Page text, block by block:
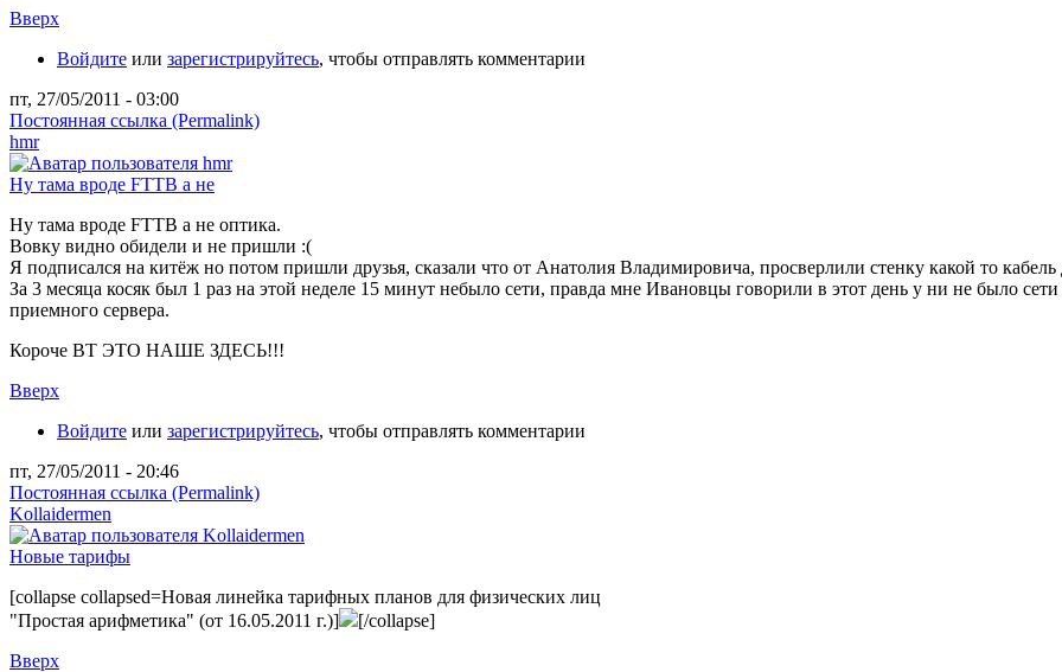
Вверх
Войдите или зарегистрируйтесь, чтобы отправлять комментарии
пт, 27/05/2011 - 03:00
Постоянная ссылка (Permalink)
hmr
Ну тама вроде FTTB а не
Ну тама вроде FTTB а не оптика.
Вовку видно обидели и не пришли :(
Я подписался на китёж но потом пришли друзья, сказали что от Анатолия Владимировича, просверлили стенку какой то
За 3 месяца косяк был 1 раз на этой неделе 15 минут небыло сети, правда мне Ивановцы говорили в этот день у ни не было
приемного сервера.
Короче ВТ ЭТО НАШЕ ЗДЕСЬ!!!
Вверх
Войдите или зарегистрируйтесь, чтобы отправлять комментарии
пт, 27/05/2011 - 20:46
Постоянная ссылка (Permalink)
Kollaidermen
Новые тарифы
[collapse collapsed=Новая линейка тарифных планов для физических лиц
"Простая арифметика" (от 16.05.2011 г.)]
[/collapse]
Вверх